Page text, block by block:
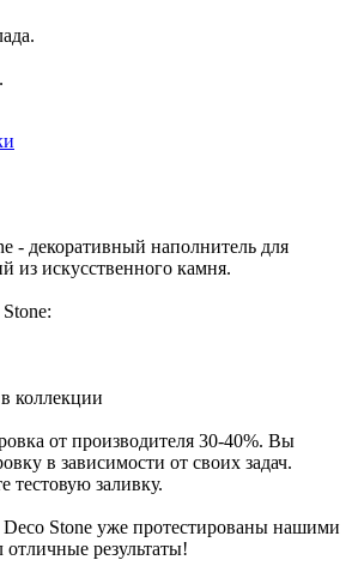
- декоративный наполнитель для
из искусственного камня.
коллекции
от производителя 30-40%. Вы
в зависимости от своих задач.
тестовую заливку.
Stone уже протестированы нашими
результаты!